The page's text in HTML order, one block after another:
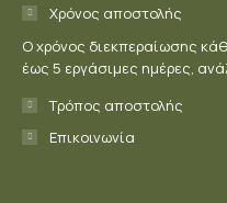
Χρόνος αποστολής
Ο χρόνος διεκπεραίωσης
έως 5 εργάσιμες ημέρες,
Τρόπος αποστολής
Επικοινωνία